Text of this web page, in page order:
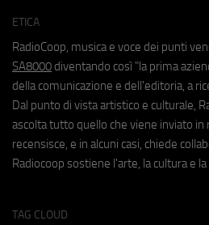
ETICA
RadioCoop, musica e voce dei punti
SA8000 diventando così "la prima
della comunicazione e dell'editoria, a
Dal punto di vista artistico e culturale,
ascolta tutto quello che viene inviato in
recensisce, e in alcuni casi, chiede
Radiocoop sostiene l'arte, la cultura e
TAG CLOUD